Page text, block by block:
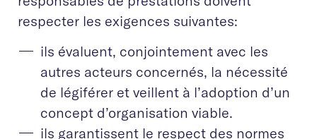
respecter les exigences suivantes:
ils évaluent, conjointement avec les
autres acteurs concernés, la nécessité
de légiférer et veillent à l’adoption d’un
concept d’organisation viable.
ils garantissent le respect des normes